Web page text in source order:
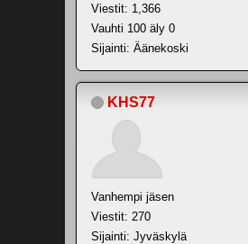
Viestit: 1,366
Vauhti 100 äly 0
Sijainti: Äänekoski
KHS77
Vanhempi jäsen
Viestit: 270
Sijainti: Jyväskylä